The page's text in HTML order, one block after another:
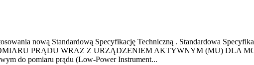
nową Standardową Specyfikację Techniczną . Standardowa
PRĄDU WRAZ Z URZĄDZENIEM AKTYWNYM (MU) DLA
do pomiaru prądu (Low-Power Instrument...